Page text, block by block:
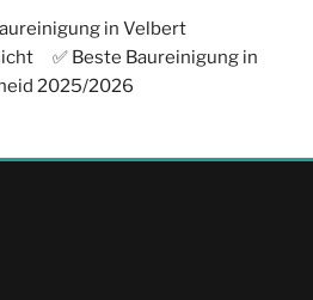
in Velbert
✅ Beste Baureinigung in
2025/2026